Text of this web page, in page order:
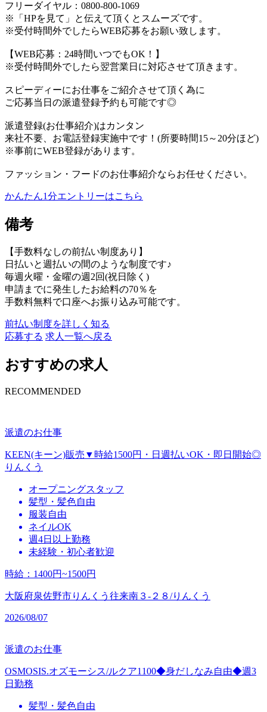
フリーダイヤル：0800-800-1069
※「HPを見て」と伝えて頂くとスムーズです。
※受付時間外でしたらWEB応募をお願い致します。
【WEB応募：24時間いつでもOK！】
※受付時間外でしたら翌営業日に対応させて頂きます。
スピーディーにお仕事をご紹介させて頂く為に
ご応募当日の派遣登録予約も可能です◎
派遣登録(お仕事紹介)はカンタン
来社不要、お電話登録実施中です！(所要時間15～20分ほど)
※事前にWEB登録があります。
ファッション・フードのお仕事紹介ならお任せください。
かんたん1分エントリーはこちら
備考
【手数料なしの前払い制度あり】
日払いと週払いの間のような制度です♪
毎週火曜・金曜の週2回(祝日除く)
申請までに発生したお給料の70％を
手数料無料で口座へお振り込み可能です。
前払い制度を詳しく知る
応募する 求人一覧へ戻る
おすすめの求人
RECOMMENDED
派遣のお仕事
KEEN(キーン)販売▼時給1500円・日週払いOK・即日開始◎
りんくう
オープニングスタッフ
髪型・髪色自由
服装自由
ネイルOK
週4日以上勤務
未経験・初心者歓迎
時給 ： 1400円~1500円
大阪府泉佐野市りんくう往来南３‐２８/りんくう
2026/08/07
派遣のお仕事
OSMOSIS.オズモーシス/ルクア1100◆身だしなみ自由◆週3
日勤務
髪型・髪色自由